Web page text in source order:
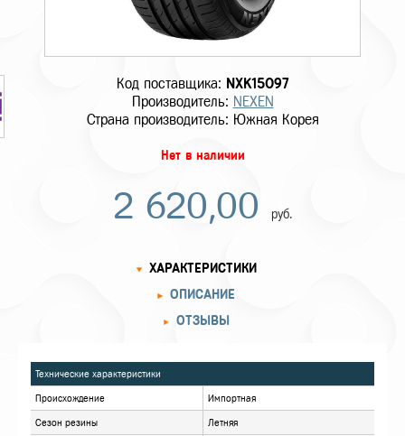
Код поставщика: NXK15097
Производитель: NEXEN
Страна производитель: Южная Корея
Нет в наличии
2 620,00 руб.
ОПИСАНИЕ
ОТЗЫВЫ